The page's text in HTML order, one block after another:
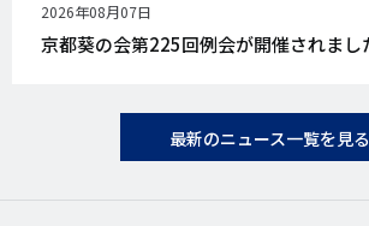
公
開
日
2026年08月07日
京都葵の会第225回例会が開催されまし
最新のニュース一覧を見る